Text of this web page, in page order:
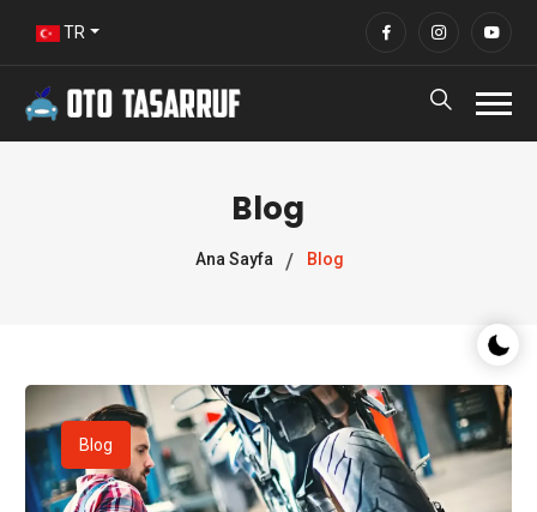
Gece/
TR
Blog
Ana Sayfa Blog
Blog